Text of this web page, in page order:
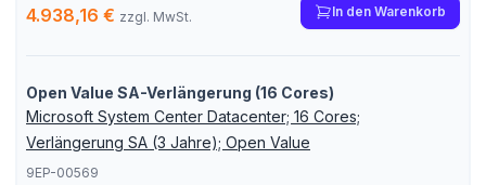
4.938,16 € zzgl. MwSt. In den Warenkorb
Open Value SA-Verlängerung (16 Cores)
Microsoft System Center Datacenter; 16 Cores;
Verlängerung SA (3 Jahre); Open Value
9EP-00569